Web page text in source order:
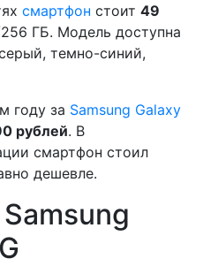
смартфон стоит 49
ГБ. Модель доступна
темно-синий,
году за Samsung Galaxy
рублей. В
смартфон стоил
дешевле.